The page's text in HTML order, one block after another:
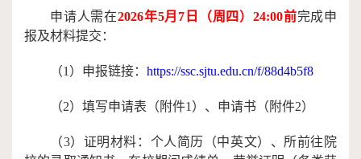
申请人需在2026年5月 7 日 （周 四 ） 24:00前完成申
报及材料提交：
（1） 申报链接： https://ssc.sjtu.edu.cn/f/88d4b5f8
（2） 填写申请表（附件1）、申请书（附件2）
（3） 证明材料：个人简历（中英文）、所前往院